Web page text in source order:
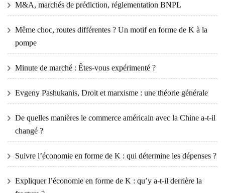
M&A, marchés de prédiction, réglementation BNPL
Même choc, routes différentes ? Un motif en forme de K à la
pompe
Minute de marché : Êtes-vous expérimenté ?
Evgeny Pashukanis, Droit et marxisme : une théorie générale
De quelles manières le commerce américain avec la Chine a-t-il
changé ?
Suivre l’économie en forme de K : qui détermine les dépenses ?
Expliquer l’économie en forme de K : qu’y a-t-il derrière la